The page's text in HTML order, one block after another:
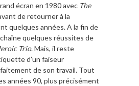
écran en 1980 avec The
de retourner à la
quelques années. A la fin de
quelques réussites de
Trio. Mais, il reste
d’un faiseur
de son travail. Tout
années 90, plus précisément